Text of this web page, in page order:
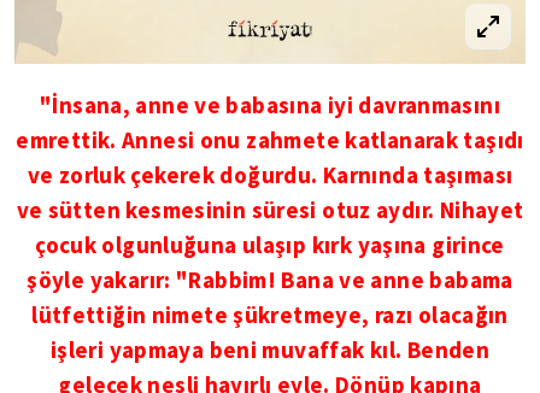
"İnsana, anne ve babasına iyi davranmasını
emrettik. Annesi onu zahmete katlanarak taşıdı
ve zorluk çekerek doğurdu. Karnında taşıması
ve sütten kesmesinin süresi otuz aydır. Nihayet
çocuk olgunluğuna ulaşıp kırk yaşına girince
şöyle yakarır: "Rabbim! Bana ve anne babama
lütfettiğin nimete şükretmeye, razı olacağın
işleri yapmaya beni muvaffak kıl. Benden
gelecek nesli hayırlı eyle. Dönüp kapına